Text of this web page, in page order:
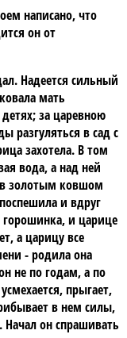
написано, что
он от
Надеется сильный
мать
за царевною
разгуляться в сад с
захотела. В том
вода, а над ней
золотым ковшом
и вдруг
горошинка, и царице
а царицу все
- родила она
не по годам, а по
прыгает,
в нем силы,
Начал он спрашивать